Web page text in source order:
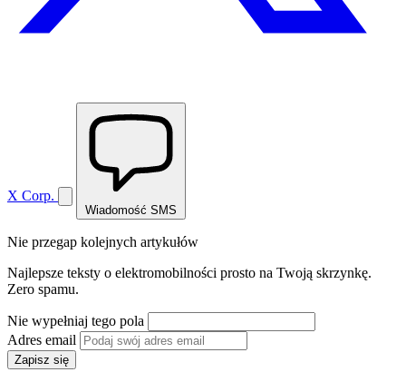
X Corp.
Wiadomość SMS
Nie przegap kolejnych artykułów
Najlepsze teksty o elektromobilności prosto na Twoją skrzynkę.
Zero spamu.
Nie wypełniaj tego pola
Adres email
Zapisz się